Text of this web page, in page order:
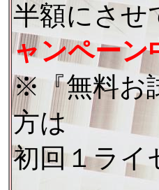
半額にさせ
ャンペーン
※『無料お
方は
初回１ライ